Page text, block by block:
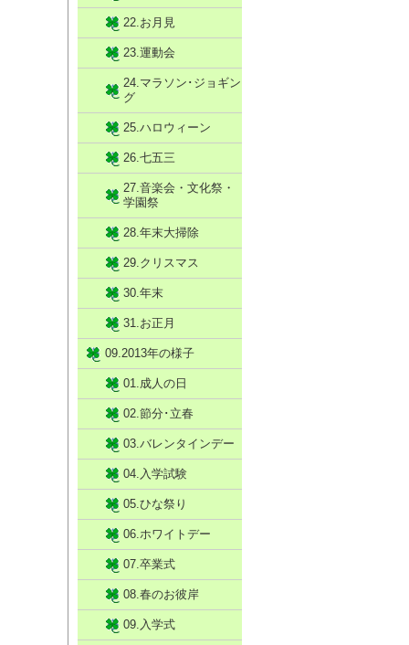
22.お月見
23.運動会
24.マラソン･ジョギン
グ
25.ハロウィーン
26.七五三
27.音楽会・文化祭・
学園祭
28.年末大掃除
29.クリスマス
30.年末
31.お正月
09.2013年の様子
01.成人の日
02.節分･立春
03.バレンタインデー
04.入学試験
05.ひな祭り
06.ホワイトデー
07.卒業式
08.春のお彼岸
09.入学式